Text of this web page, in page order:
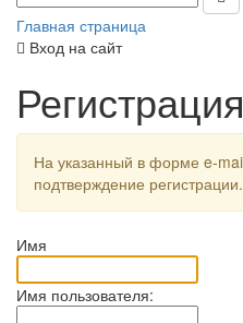
Главная страница
Вход на сайт
Регистрация
На указанный в форме e-
подтверждение регистрации.
Имя
Имя пользователя: